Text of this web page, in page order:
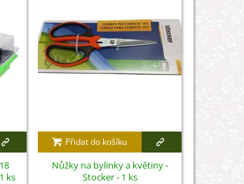
ks
Přidat do košíku
Nůžky na bylinky a květiny -
Stocker - 1 ks